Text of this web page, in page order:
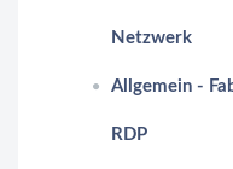
Netzwerk
Allgemein -
RDP